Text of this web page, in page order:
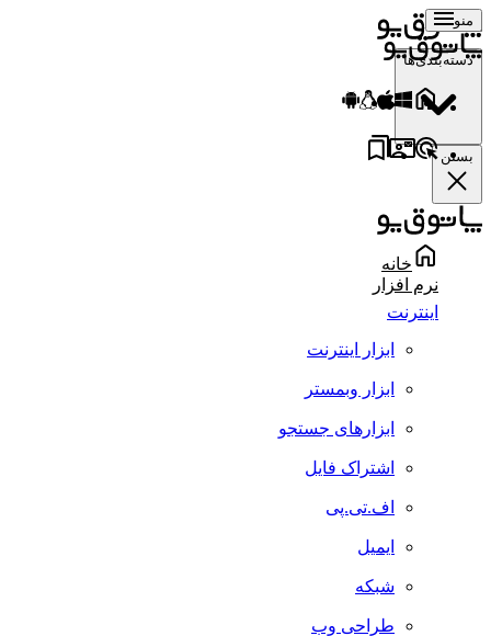
منو
دسته‌بندی‌ها
بستن
خانه
نرم افزار
اینترنت
ابزار اینترنت
ابزار وبمستر
ابزارهای جستجو
اشتراک فایل
اف.تی.پی
ایمیل
شبکه
طراحی وب